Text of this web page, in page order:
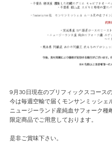
9月30日現在のプリフィックスコースの
今は毎週空輸で届くモンサンミッシェ
ニュージーランド産純血サフォーク種
限定商品でご用意しております。
是非ご賞味下さい。